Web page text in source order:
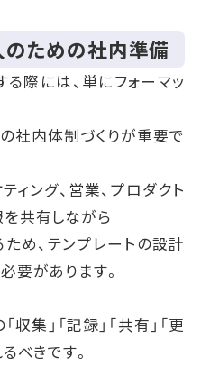
ための社内準備
際には、単にフォーマッ
社内体制づくりが重要で
ィング、営業、プロダクト
共有しながら
め、テンプレートの設計
要があります。
集」「記録」「共有」「更
べきです。